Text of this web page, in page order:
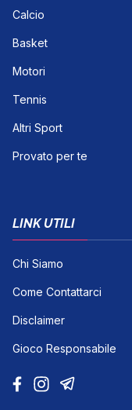
Calcio
Basket
Motori
Tennis
Altri Sport
Provato per te
LINK UTILI
Chi Siamo
Come Contattarci
Disclaimer
Gioco Responsabile